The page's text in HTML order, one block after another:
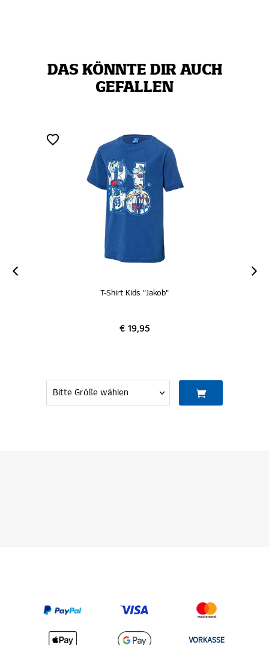
DAS KÖNNTE DIR AUCH
GEFALLEN
T-Shirt Kids "Jakob"
€ 19,95
VORKASSE